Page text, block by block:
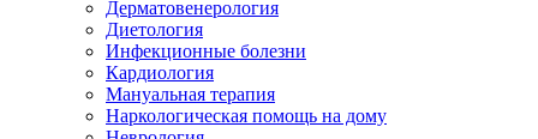
Дерматовенерология
Диетология
Инфекционные болезни
Кардиология
Мануальная терапия
Наркологическая помощь на дому